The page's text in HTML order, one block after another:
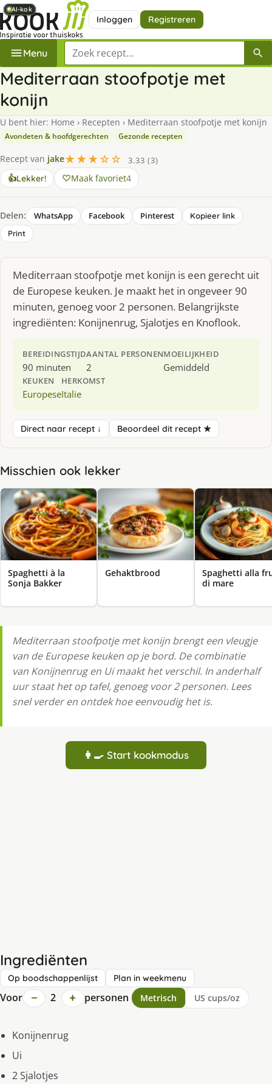
Inloggen Registreren
Menu Zoek een recept
Mediterraan stoofpotje met
konijn
U bent hier: Home › Recepten › Mediterraan stoofpotje met konijn
Avondeten & hoofdgerechten Gezonde recepten
Recept van jake★★★☆☆
3.33 (3)
👍Lekker! Maak favoriet4
Delen: WhatsApp Facebook Pinterest
Kopieer link
Print
Mediterraan stoofpotje met konijn is een gerecht uit
de Europese keuken. Je maakt het in ongeveer 90
minuten, genoeg voor 2 personen. Belangrijkste
ingrediënten: Konijnenrug, Sjalotjes en Knoflook.
BEREIDINGSTIJD
90 minuten
AANTAL PERSONEN
2
MOEILIJKHEID
Gemiddeld
KEUKEN
Europese
HERKOMST
Italie
Direct naar recept ↓ Beoordeel dit recept ★
Misschien ook lekker
AI-kok
Spaghetti à la
Sonja Bakker
AI-kok
Gehaktbrood
AI-kok
Spaghetti alla
di mare
AI-kok
AI-kok
AI-kok
AI-kok
Mediterraan stoofpotje met konijn brengt een vleugje
van de Europese keuken op je bord. De combinatie
van Konijnenrug en Ui maakt het verschil. In anderhalf
uur staat het op tafel, genoeg voor 2 personen. Lees
snel verder en ontdek hoe eenvoudig het is.
👩‍🍳 Start kookmodus
Ingrediënten
Op boodschappenlijst Plan in weekmenu
Voor − 2 + personen Metrisch US cups/oz
Konijnenrug
Ui
2 Sjalotjes